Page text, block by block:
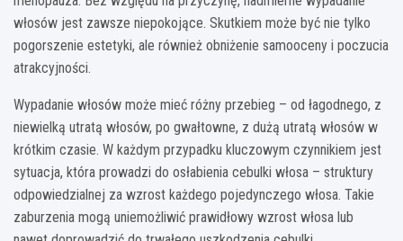
włosów jest zawsze niepokojące. Skutkiem może być nie tylko
pogorszenie estetyki, ale również obniżenie samooceny i poczucia
atrakcyjności.
Wypadanie włosów może mieć różny przebieg – od łagodnego, z
niewielką utratą włosów, po gwałtowne, z dużą utratą włosów w
krótkim czasie. W każdym przypadku kluczowym czynnikiem jest
sytuacja, która prowadzi do osłabienia cebulki włosa – struktury
odpowiedzialnej za wzrost każdego pojedynczego włosa. Takie
zaburzenia mogą uniemożliwić prawidłowy wzrost włosa lub